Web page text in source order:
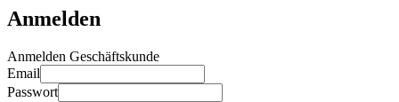
Anmelden
Anmelden Geschäftskunde
Email
Passwort